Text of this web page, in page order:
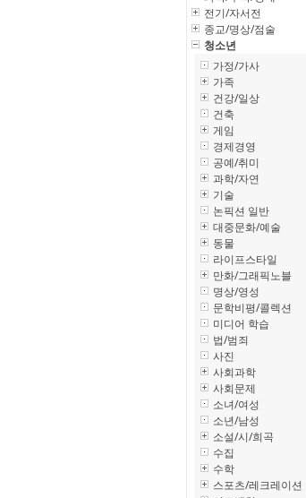
전기/자서전
종교/명상/점술
청소년
가정/가사
가족
건강/일상
건축
게임
경제경영
공예/취미
과학/자연
기술
논픽션 일반
대중문화/예술
동물
라이프스타일
만화/그래픽노블
명상/영성
문학비평/콜렉션
미디어 학습
법/범죄
사진
사회과학
사회문제
소녀/여성
소년/남성
소설/시/희곡
수집
수학
스포츠/레크레이션